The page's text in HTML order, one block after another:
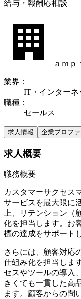
給与・ 報酬応相談
ａｍｐ
業界 ：
IT・インターネ
職種 ：
セールス
求人情報 企業プロフ
求人概要
職務概要
カスタマーサクセス
サービスを最大限に
上、リテンション（
化を担当します。お
標の達成をサポート
さらには、顧客対応
仕組み化を担当しま
セスやツールの導入
きくても一貫した高
ます。顧客からの問